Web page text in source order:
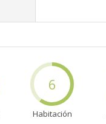
6
Habitación